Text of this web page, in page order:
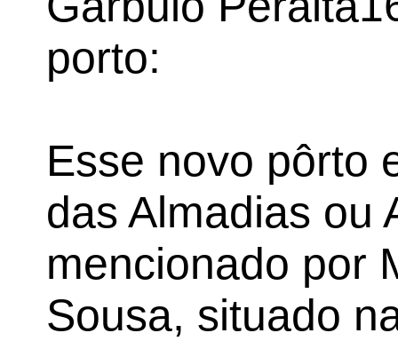
porto:
Esse novo pôrto
das Almadias ou
mencionado por
Sousa, situado